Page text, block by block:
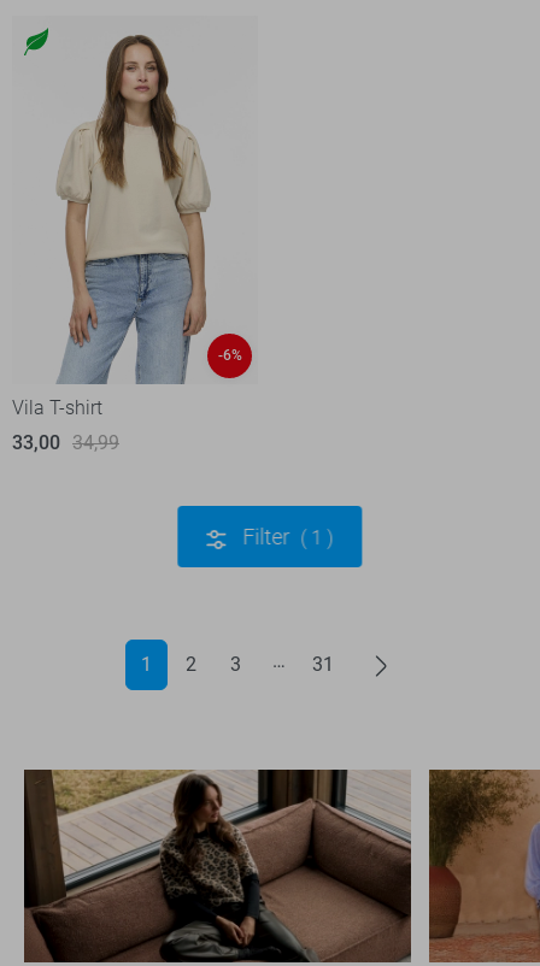
-6%
Vila T-shirt
33,00 34,99
Filter 1
1 2 3 31